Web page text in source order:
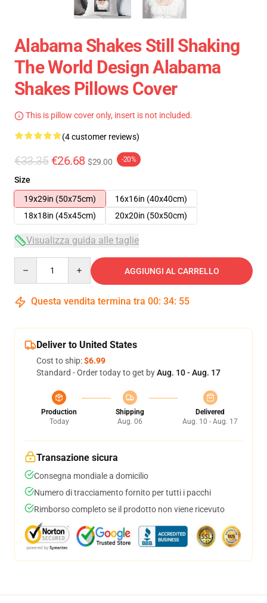
Alabama Shakes Still Shaking
The World Design Alabama
Shakes Pillows Cover
This is pillow cover only, insert is not included.
(4 customer reviews)
€33.35 €26.68 $29.00 -20%
Size
19x29in (50x75cm)
16x16in (40x40cm)
18x18in (45x45cm)
20x20in (50x50cm)
Visualizza guida alle taglie
AGGIUNGI AL CARRELLO
Questa vendita termina tra 00: 34: 54
Deliver to United States
Cost to ship:$6.99
Standard - Order today to get byAug. 10 - Aug. 17
Production
Today
Shipping
Aug. 06
Delivered
Aug. 10 - Aug. 17
Transazione sicura
Consegna mondiale a domicilio
Numero di tracciamento fornito per tutti i pacchi
Rimborso completo se il prodotto non viene ricevuto